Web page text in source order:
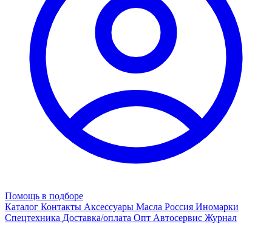
Помощь в подборе
Каталог Контакты Аксессуары Масла Россия Иномарки
Спецтехника Доставка/оплата Опт Автосервис Журнал